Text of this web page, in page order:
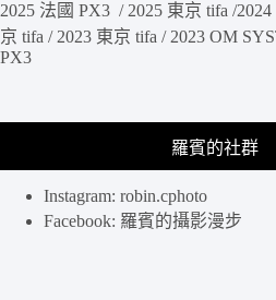
2025 法國 PX3 / 2025 東京 tifa /
京 tifa / 2023 東京 tifa / 2023 OM
PX3
羅賓的社群
Instagram: robin.cphoto
Facebook: 羅賓的攝影漫步